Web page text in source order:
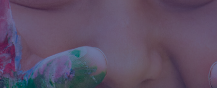
cuando formamos a las nuevas generaciones desde la
infancia, capacitándolas para enfrentar los desafíos
del futuro con la tecnología como aliada en su
desarrollo.
Promotor